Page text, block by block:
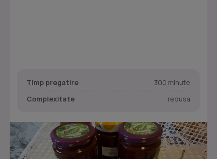
Timp pregatire
300 minute
Complexitate
redusa